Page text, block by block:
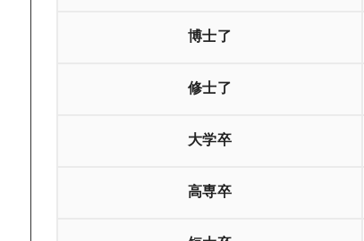
博士了
修士了
大学卒
高専卒